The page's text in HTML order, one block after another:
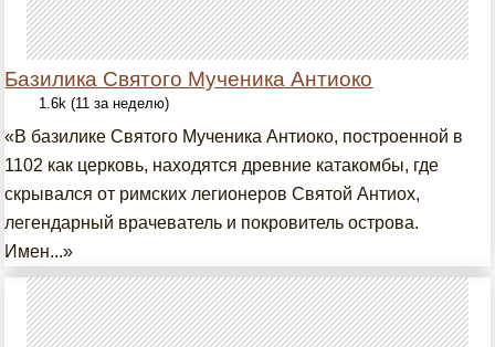
Базилика Святого Мученика Антиоко
1.6k (11 за неделю)
«В базилике Святого Мученика Антиоко, построенной в
1102 как церковь, находятся древние катакомбы, где
скрывался от римских легионеров Святой Антиох,
легендарный врачеватель и покровитель острова.
Имен...»